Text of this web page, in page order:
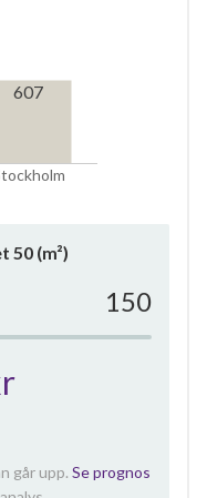
607
50 (m²)
150
går upp. Se prognos